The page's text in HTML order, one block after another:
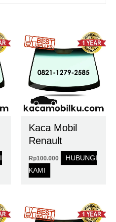
Kaca Mobil
Renault
Rp100.000
HUBUNGI
KAMI